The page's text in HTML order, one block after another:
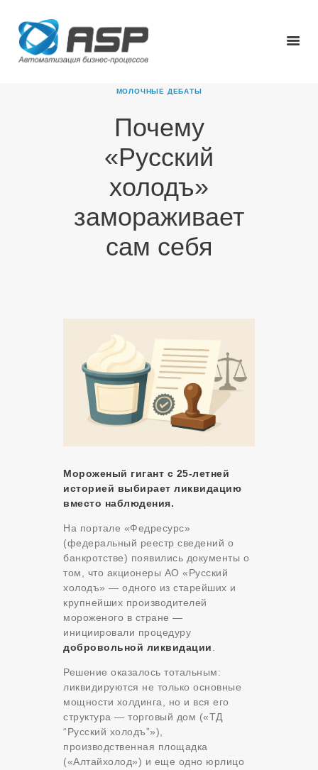
МОЛОЧНЫЕ ДЕБАТЫ
Почему
«Русский
холодъ»
замораживает
сам себя
ГЛАВНАЯ
О КОМПАНИИ
НОВОСТИ
КАРЬЕРА
ПАРТНЕРЫ
КОНТАКТЫ
Мороженый гигант с 25-летней
историей выбирает ликвидацию
вместо наблюдения.
На портале «Федресурс»
(федеральный реестр сведений о
банкротстве) появились документы о
том, что акционеры АО «Русский
холодъ» — одного из старейших и
крупнейших производителей
мороженого в стране —
инициировали процедуру
добровольной ликвидации
Решение оказалось тотальным:
ликвидируются не только основные
мощности холдинга, но и вся его
структура — торговый дом («ТД
“Русский холодъ”»),
производственная площадка
(«Алтайхолод») и еще одно юрлицо